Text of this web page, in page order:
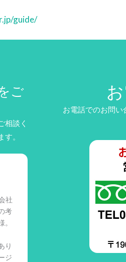
guide/
ご
相談く
。
社
考
り
ジ
お電話でのお問